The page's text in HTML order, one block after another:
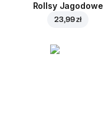
Rollsy Jagodowe
23,99 zł